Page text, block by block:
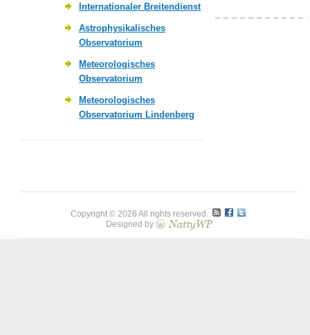
Internationaler Breitendienst
Astrophysikalisches
Observatorium
Meteorologisches
Observatorium
Meteorologisches
Observatorium Lindenberg
Copyright © 2026 All rights reserved.
Designed by